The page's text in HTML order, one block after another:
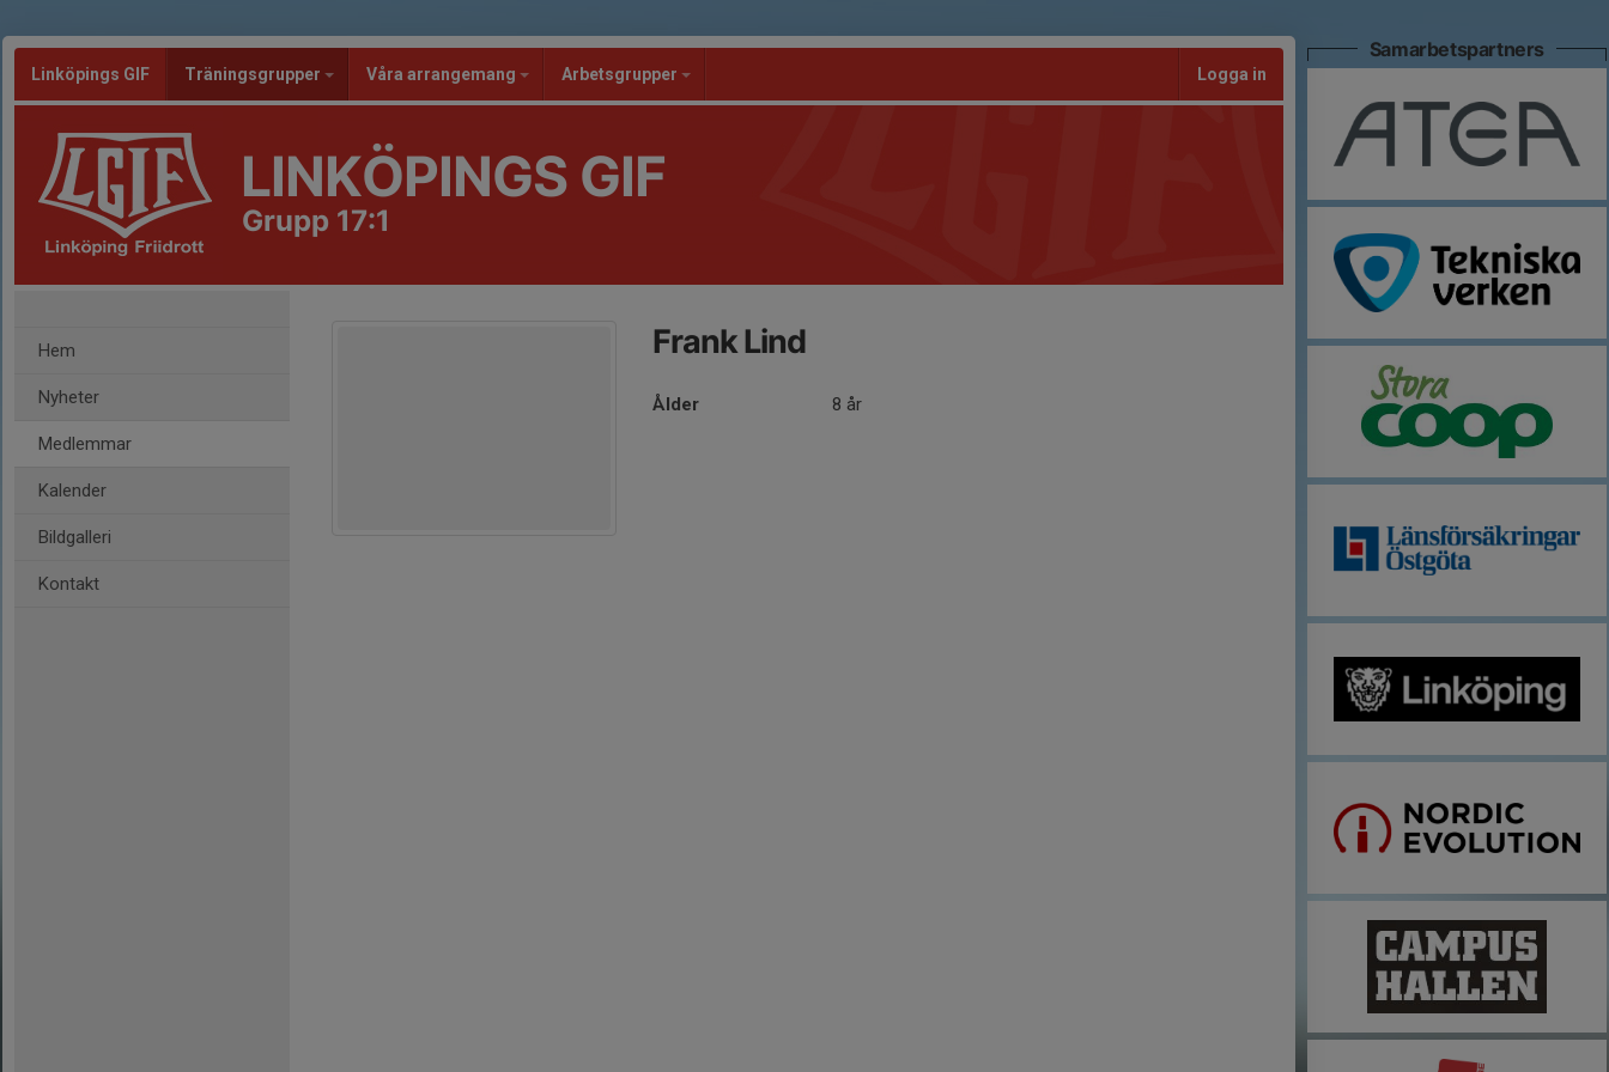
Linköpings GIF Träningsgrupper Våra arrangemang Arbetsgrupper Logga in
LINKÖPINGS GIF
Grupp 17:1
Hem
Nyheter
Medlemmar
Kalender
Bildgalleri
Kontakt
Frank Lind
Ålder 8 år
Samarbetspartners